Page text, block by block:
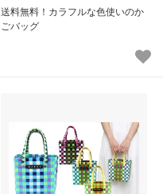
送料無料！カラフルな色使いのか
ごバッグ